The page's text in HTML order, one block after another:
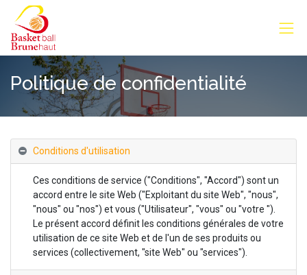
Politique de confidentialité
Conditions d'utilisation
Ces conditions de service ("Conditions", "Accord") sont un
accord entre le site Web ("Exploitant du site Web", "nous",
"nous" ou "nos") et vous ("Utilisateur", "vous" ou "votre ").
Le présent accord définit les conditions générales de votre
utilisation de ce site Web et de l'un de ses produits ou
services (collectivement, "site Web" ou "services").